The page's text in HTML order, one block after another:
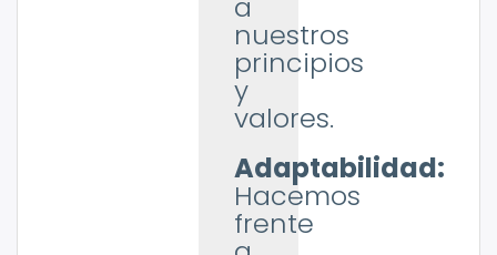
nuestros
principios
y
valores.
Adaptabilidad:
Hacemos
frente